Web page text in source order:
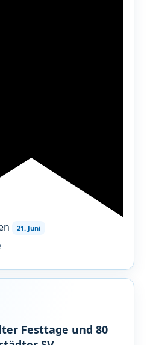
21. Juni
Festtage und 80